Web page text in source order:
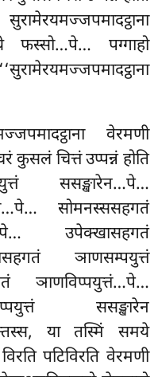
फस्सो…पे… पग्गाहो
वेरमणी
चित्तं उप्पन्नं होति
ससङ्खारेन…पे…
सोमनस्ससहगतं
उपेक्खासहगतं
ञाणसम्पयुत्तं
ञाणविप्पयुत्तं…पे…
ससङ्खारेन
या तस्मिं समये
पटिविरति वेरमणी